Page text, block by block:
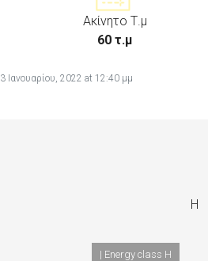
Ακίνητο Τ.μ
60 τ.μ
Ιανουαρίου, 2022 at 12:40 μμ
H
| Energy class H